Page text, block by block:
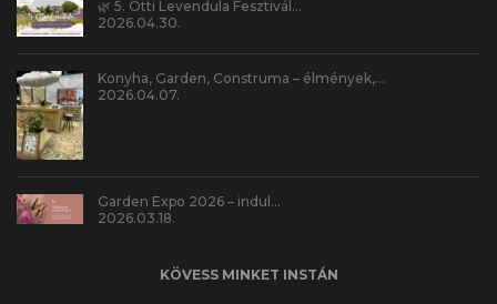
🌿 5. Otti Levendula Fesztivál…
2026.04.30.
Konyha, Garden, Construma – élmények,…
2026.04.07.
Garden Expo 2026 – indul…
2026.03.18.
KÖVESS MINKET INSTÁN